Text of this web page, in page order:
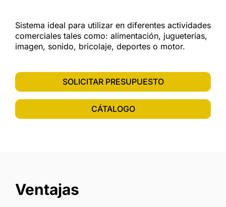
Sistema ideal para utilizar en diferentes actividades
comerciales tales como: alimentación, jugueterías,
imagen, sonido, bricolaje, deportes o motor.
SOLICITAR PRESUPUESTO
CÁTALOGO
Ventajas